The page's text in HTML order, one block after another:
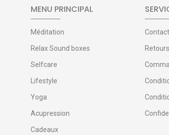
MENU PRINCIPAL
Méditation
Relax Sound boxes
Selfcare
Lifestyle
Yoga
Acupression
Cadeaux
Retours